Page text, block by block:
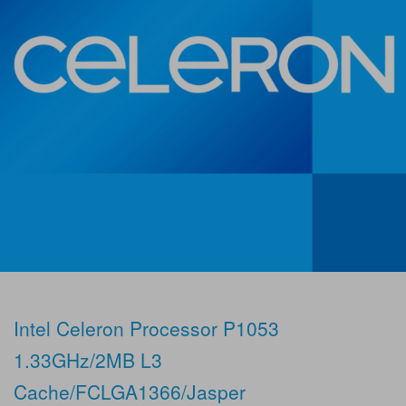
Intel Celeron Processor P1053
1.33GHz/2MB L3
Cache/FCLGA1366/Jasper